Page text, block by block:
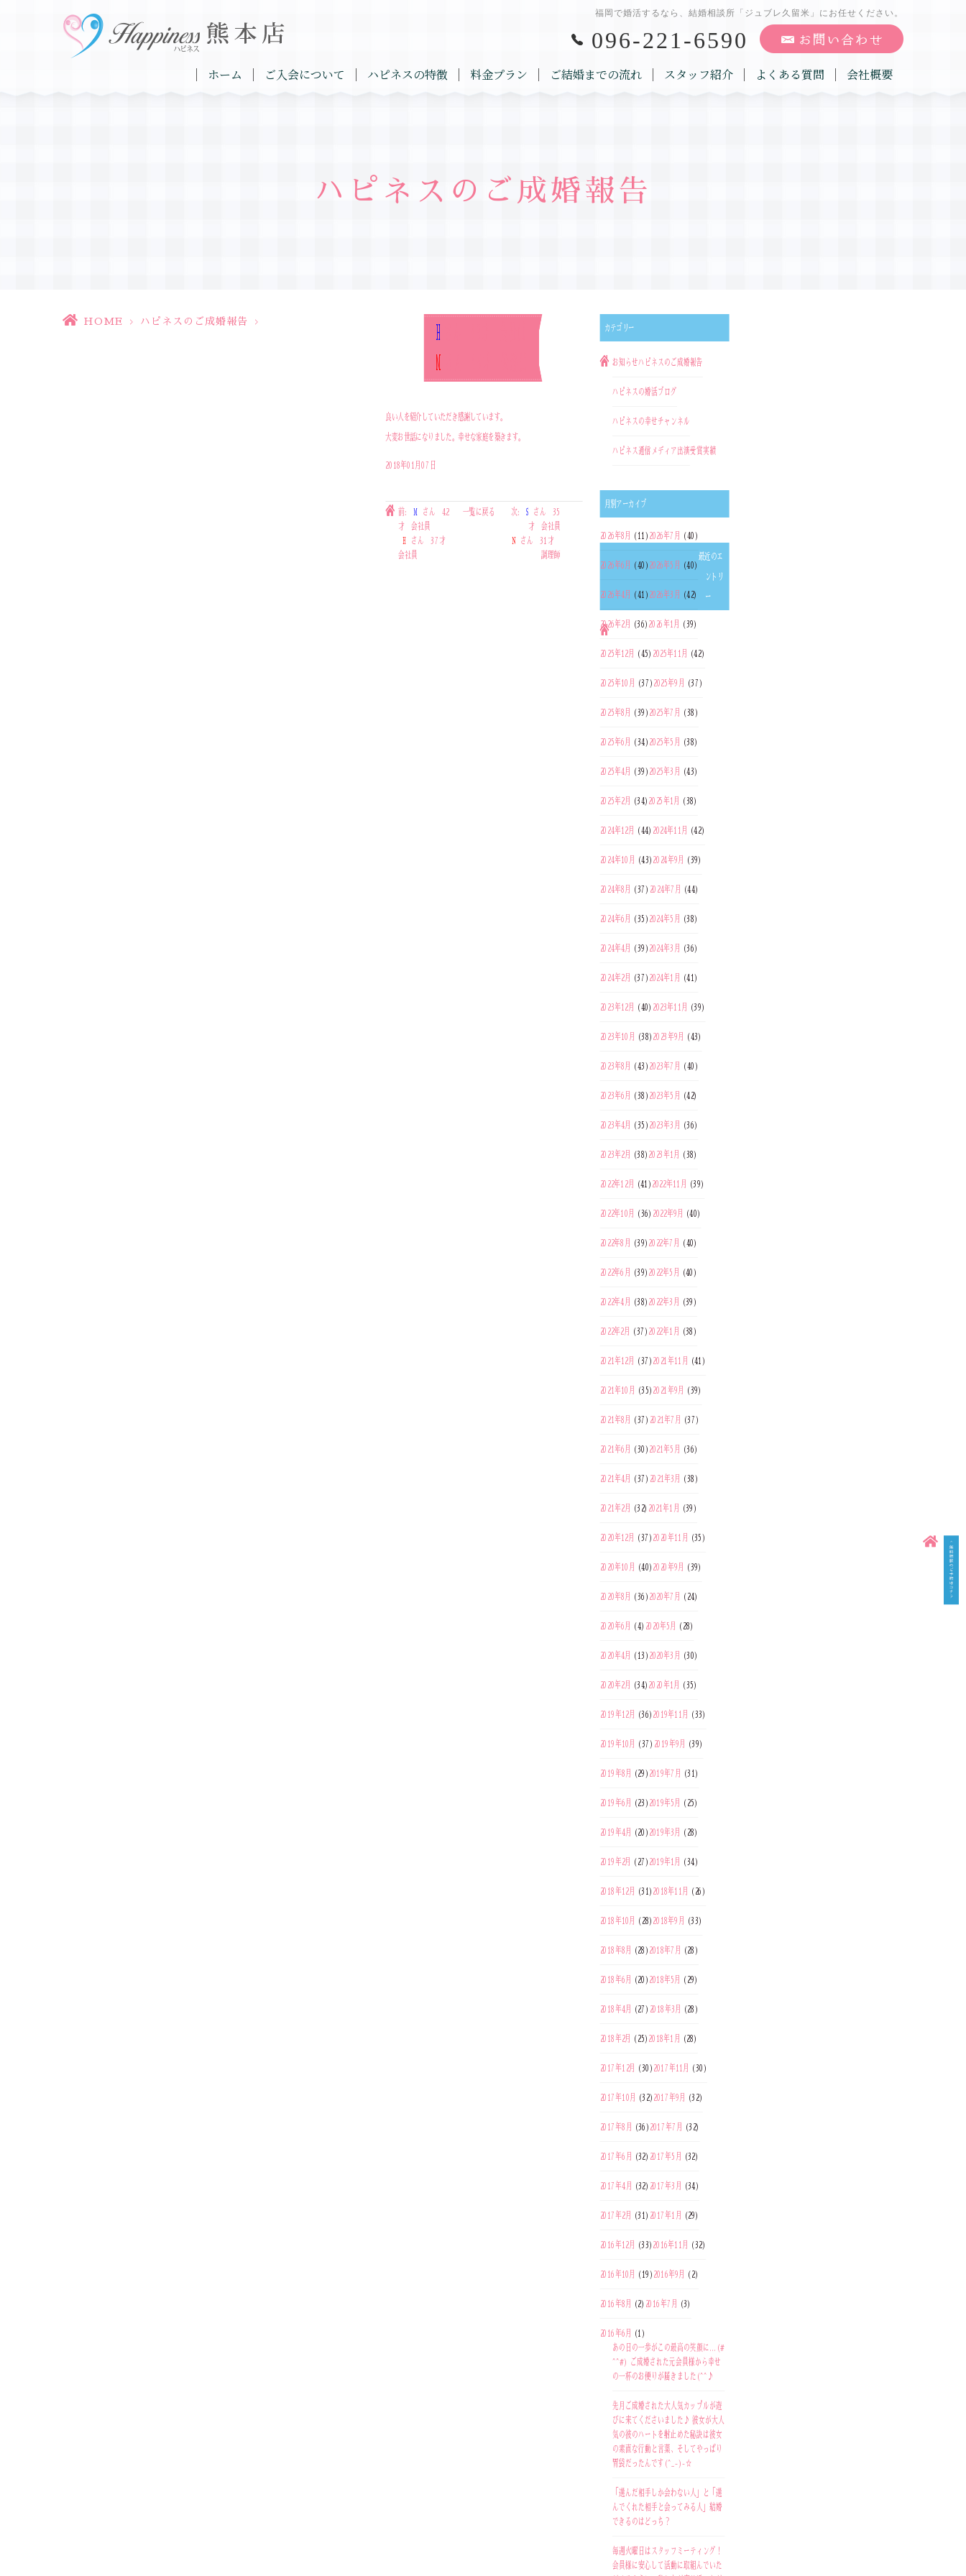
福岡で婚活するなら、結婚相談所「ジュブレ久留米」にお任せください。
096-221-6590
ホーム ご入会について ハピネスの特徴 料金プラン ご結婚までの流れ スタッフ紹介 よくある質問 会社概要
ハピネスのご成婚報告
HOME > ハピネスのご成婚報告 >
H
M
良い人を紹介していただき感謝しています。
大変お世話になりました。幸せな家庭を築きます。
2018年01月07日
前: M さん 42
才 会社員
H さん 37才
会社員
一覧に戻る 次: S さん 35
才 会社員
N さん 31才
調理師
カテゴリー
お知らせハピネスのご成婚報告
ハピネスの婚活ブログ
ハピネスの幸せチャンネル
ハピネス通信 メディア出演受賞実績
月別アーカイブ
2026年8月 (11) 2026年7月 (40)
2026年6月 (40) 2026年5月 (40)
2026年4月 (41) 2026年3月 (42)
2026年2月 (36) 2026年1月 (39)
2025年12月 (45) 2025年11月 (42)
2025年10月 (37) 2025年9月 (37)
2025年8月 (39) 2025年7月 (38)
2025年6月 (34) 2025年5月 (38)
2025年4月 (39) 2025年3月 (43)
2025年2月 (34) 2025年1月 (38)
2024年12月 (44) 2024年11月 (42)
2024年10月 (43) 2024年9月 (39)
2024年8月 (37) 2024年7月 (44)
2024年6月 (35) 2024年5月 (38)
2024年4月 (39) 2024年3月 (36)
2024年2月 (37) 2024年1月 (41)
2023年12月 (40) 2023年11月 (39)
2023年10月 (38) 2023年9月 (43)
2023年8月 (43) 2023年7月 (40)
2023年6月 (38) 2023年5月 (42)
2023年4月 (35) 2023年3月 (36)
2023年2月 (38) 2023年1月 (38)
2022年12月 (41) 2022年11月 (39)
2022年10月 (36) 2022年9月 (40)
2022年8月 (39) 2022年7月 (40)
2022年6月 (39) 2022年5月 (40)
2022年4月 (38) 2022年3月 (39)
2022年2月 (37) 2022年1月 (38)
2021年12月 (37) 2021年11月 (41)
2021年10月 (35) 2021年9月 (39)
2021年8月 (37) 2021年7月 (37)
2021年6月 (30) 2021年5月 (36)
2021年4月 (37) 2021年3月 (38)
2021年2月 (32) 2021年1月 (39)
2020年12月 (37) 2020年11月 (35)
2020年10月 (40) 2020年9月 (39)
2020年8月 (36) 2020年7月 (24)
2020年6月 (4) 2020年5月 (28)
2020年4月 (13) 2020年3月 (30)
2020年2月 (34) 2020年1月 (35)
2019年12月 (36) 2019年11月 (33)
2019年10月 (37) 2019年9月 (39)
2019年8月 (29) 2019年7月 (31)
2019年6月 (23) 2019年5月 (25)
2019年4月 (20) 2019年3月 (28)
2019年2月 (27) 2019年1月 (34)
2018年12月 (31) 2018年11月 (26)
2018年10月 (28) 2018年9月 (33)
2018年8月 (28) 2018年7月 (28)
2018年6月 (20) 2018年5月 (29)
2018年4月 (27) 2018年3月 (28)
2018年2月 (25) 2018年1月 (28)
2017年12月 (30) 2017年11月 (30)
2017年10月 (32) 2017年9月 (32)
2017年8月 (36) 2017年7月 (32)
2017年6月 (32) 2017年5月 (32)
2017年4月 (32) 2017年3月 (34)
2017年2月 (31) 2017年1月 (29)
2016年12月 (33) 2016年11月 (32)
2016年10月 (19) 2016年9月 (2)
2016年8月 (2) 2016年7月 (3)
2016年6月 (1)
最近のエ
ントリ
ー
あの日の一歩がこの最高の笑顔に…(#
^^#) ご成婚された元会員様から幸せ
の一杯のお便りが届きました(^^♪
先月ご成婚された大人気カップルが遊
びに来てくださいました♪ 彼女が大人
気の彼のハートを射止めた秘訣は彼女
の素直な行動と言葉、そしてやっぱり
胃袋だったんです(^_-)-☆
「選んだ相手しか会わない人」と「選
んでくれた相手と会ってみる人」結婚
できるのはどっち？
毎週火曜日はスタッフミーティング！
会員様に安心して活動に取組んでいた